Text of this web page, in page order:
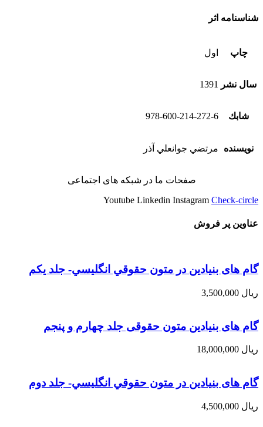
شناسنامه اثر
چاپ اول
سال نشر 1391
شابك 978-600-214-272-6
نویسنده مرتضي جوانعلي آذر
صفحات ما در شبکه های اجتماعی
Youtube Linkedin Instagram Check-circle
عناوین پر فروش
گام های بنیادین در متون حقوقي انگليسي- جلد يكم
ریال
گام های بنیادین متون حقوقی جلد چهارم و پنجم
ریال
گام های بنیادین در متون حقوقي انگليسي- جلد دوم
ریال